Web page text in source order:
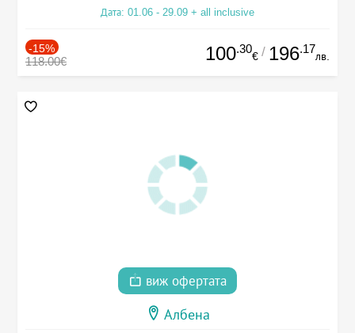
Дата: 01.06 - 29.09 + all inclusive
-15%
118.00€ 100.30
€ / 196.17
лв.
виж офертата
Албена